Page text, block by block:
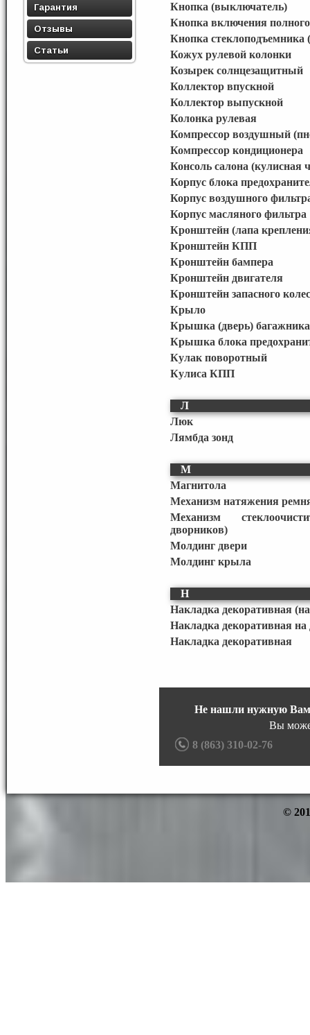
Гарантия
Отзывы
Статьи
Кнопка (выключатель)
Кнопка включения
Кнопка стеклоподъемника
Кожух рулевой колонки
Козырек солнцезащитный
Коллектор впускной
Коллектор выпускной
Колонка рулевая
Компрессор воздушный
Компрессор кондиционера
Консоль салона (кулисная
Корпус блока
Корпус воздушного
Корпус масляного фильтра
Кронштейн (лапа
Кронштейн КПП
Кронштейн бампера
Кронштейн двигателя
Кронштейн запасного
Крыло
Крышка (дверь) багажника
Крышка блока
Кулак поворотный
Кулиса КПП
Л
Люк
Лямбда зонд
М
Магнитола
Механизм натяжения
Механизм
дворников)
Молдинг двери
Молдинг крыла
Н
Накладка декоративная
Накладка декоративная
Накладка декоративная
Не нашли нужную Вам
Вы
8 (863) 310-02-76
©